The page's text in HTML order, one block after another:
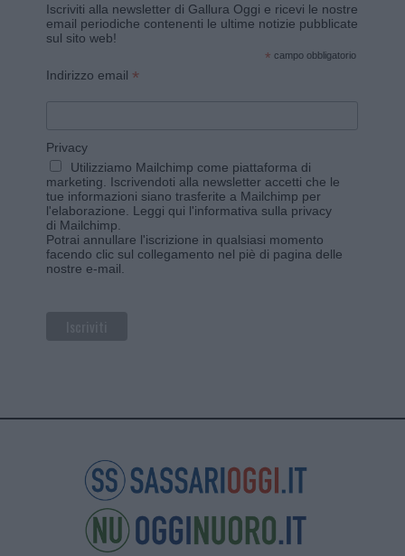
Iscriviti alla newsletter di Gallura Oggi e ricevi le nostre
email periodiche contenenti le ultime notizie pubblicate
sul sito web!
* campo obbligatorio
Indirizzo email *
Privacy
Utilizziamo Mailchimp come piattaforma di
marketing. Iscrivendoti alla newsletter accetti che le
tue informazioni siano trasferite a Mailchimp per
l'elaborazione. Leggi qui l'informativa sulla privacy
di Mailchimp
Potrai annullare l'iscrizione in qualsiasi momento
facendo clic sul collegamento nel piè di pagina delle
nostre e-mail.